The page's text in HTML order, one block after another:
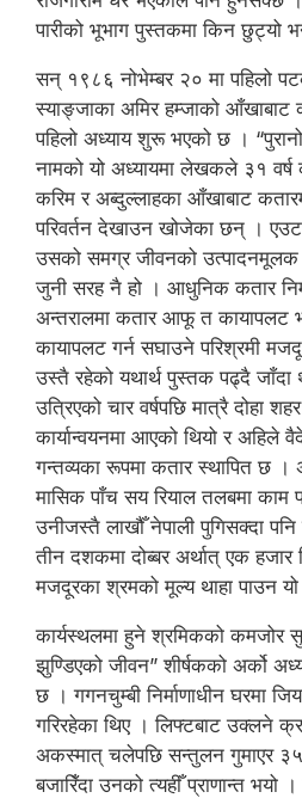
पारीको भूभाग पुस्तकमा किन छुट्यो
सन् १९८६ नोभेम्बर २० मा पहिलो
स्याङ्जाका अमिर हम्जाको आँखाबाट
पहिलो अध्याय शुरू भएको छ । “पुरानो
नामको यो अध्यायमा लेखकले ३१ वर्ष
करिम र अब्दुल्लाहका आँखाबाट
परिवर्तन देखाउन खोजेका छन् ।
उसको समग्र जीवनको
जुनी सरह नै हो । आधुनिक कतार
अन्तरालमा कतार आफू त कायापलट
कायापलट गर्न सघाउने परिश्रमी
उस्तै रहेको यथार्थ पुस्तक पढ्दै जाँदा
उत्रिएको चार वर्षपछि मात्रै दोहा
कार्यान्वयनमा आएको थियो र अहिले
गन्तव्यका रूपमा कतार स्थापित छ ।
मासिक पाँच सय रियाल तलबमा काम
उनीजस्तै लाखौँ नेपाली पुगिसक्दा
तीन दशकमा दोब्बर अर्थात् एक
मजदूरका श्रमको मूल्य थाहा पाउन
कार्यस्थलमा हुने श्रमिकको कमजोर
झुण्डिएको जीवन” शीर्षकको अर्को
छ । गगनचुम्बी निर्माणाधीन घरमा
गरिरहेका थिए । लिफ्टबाट उक्लने
अकस्मात् चलेपछि सन्तुलन गुमाएर
बजारिँदा उनको त्यहीँ प्राणान्त भयो